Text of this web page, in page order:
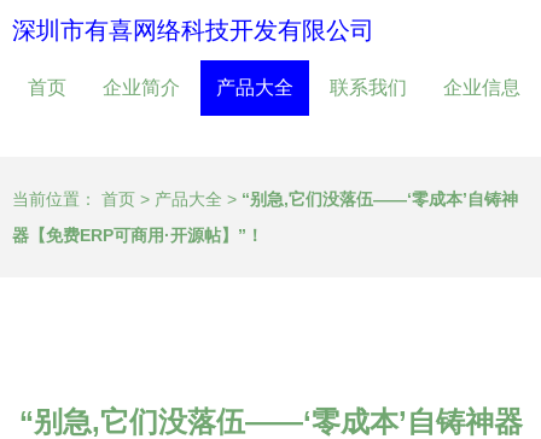
深圳市有喜网络科技开发有限公司
首页 企业简介 产品大全 联系我们 企业信息
当前位置： 首页 > 产品大全 > “别急,它们没落伍——‘零成本’自铸神
器【免费ERP可商用·开源帖】”！
“别急,它们没落伍——‘零成本’自铸神器